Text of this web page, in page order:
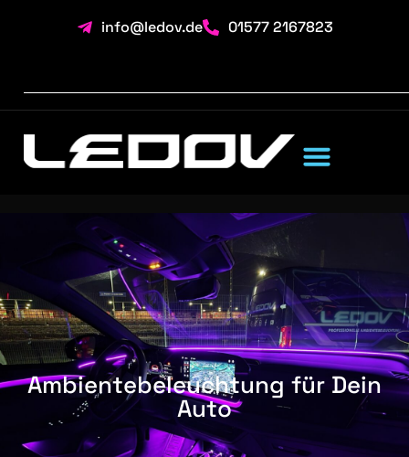
info@ledov.de 01577 2167823
Ambientebeleuchtung für Dein
Auto